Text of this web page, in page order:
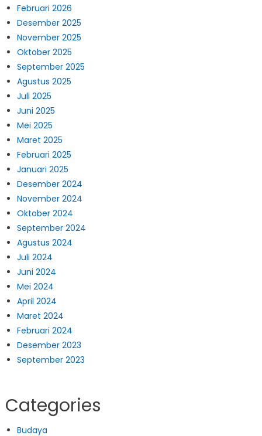
Februari 2026
Desember 2025
November 2025
Oktober 2025
September 2025
Agustus 2025
Juli 2025
Juni 2025
Mei 2025
Maret 2025
Februari 2025
Januari 2025
Desember 2024
November 2024
Oktober 2024
September 2024
Agustus 2024
Juli 2024
Juni 2024
Mei 2024
April 2024
Maret 2024
Februari 2024
Desember 2023
September 2023
Categories
Budaya